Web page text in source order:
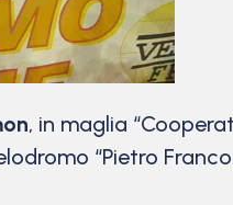
, in maglia
“Pietro